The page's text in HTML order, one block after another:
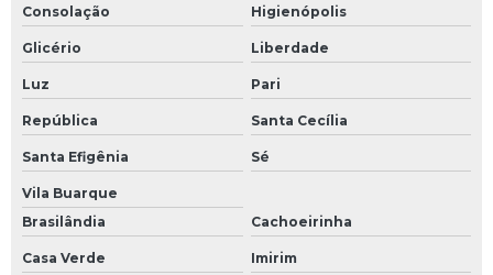
Manutenção de plc
Manutenção de sensor
Manutenção de servo motor
Manutenção e reparação de equipamentos eletrônicos e ópticos
Manutenção eletroeletrônica
Manutenção eletronica industrial
Consolação Higienópolis
Glicério Liberdade
Luz Pari
República Santa Cecília
Santa Efigênia Sé
Vila Buarque
Brasilândia
Cachoeirinha
Casa Verde Imirim